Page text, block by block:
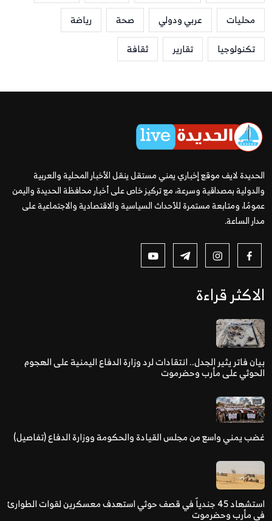
محليات
عربي ودولي صحة
رياضة
تكنولوجيا
تقارير ثقافة
الحديدة لايف موقع إخباري يمني مستقل ينقل الأخبار المحلية والعربية
والدولية بمصداقية وسرعة، مع تركيز خاص على أخبار محافظة الحديدة واليمن
عمومًا، ومتابعة مستمرة للأحداث السياسية والاقتصادية والاجتماعية على
مدار الساعة.
الاكثر قراءة
بيان فاتر يثير الجدل.. انتقادات لرد وزارة الدفاع اليمنية على الهجوم
الحوثي على مأرب وحضرموت
غضب يمني واسع من مجلس القيادة والحكومة ووزارة الدفاع (تفاصيل)
استشهاد 45 جندياً في قصف حوثي استهدف معسكرين لقوات الطوارئ
في مأرب وحضرموت